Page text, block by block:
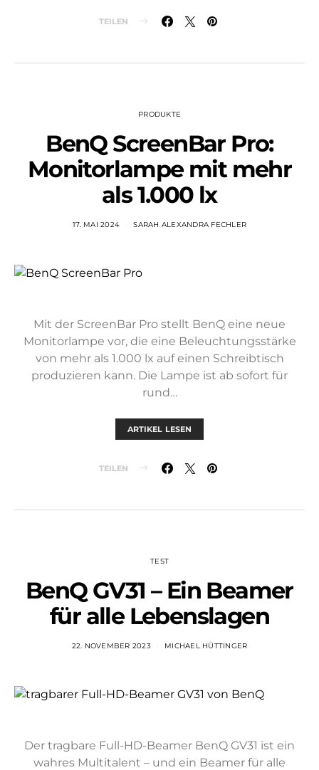
TEILEN
PRODUKTE
BenQ ScreenBar Pro:
Monitorlampe mit mehr
als 1.000 lx
17. MAI 2024 SARAH ALEXANDRA FECHLER
Mit der ScreenBar Pro stellt BenQ eine neue
Monitorlampe vor, die eine Beleuchtungsstärke
von mehr als 1.000 lx auf einen Schreibtisch
produzieren kann. Die Lampe ist ab sofort für
rund…
ARTIKEL LESEN
TEILEN
TEST
BenQ GV31 – Ein Beamer
für alle Lebenslagen
22. NOVEMBER 2023 MICHAEL HÜTTINGER
Der tragbare Full-HD-Beamer BenQ GV31 ist ein
wahres Multitalent – und ein Beamer für alle